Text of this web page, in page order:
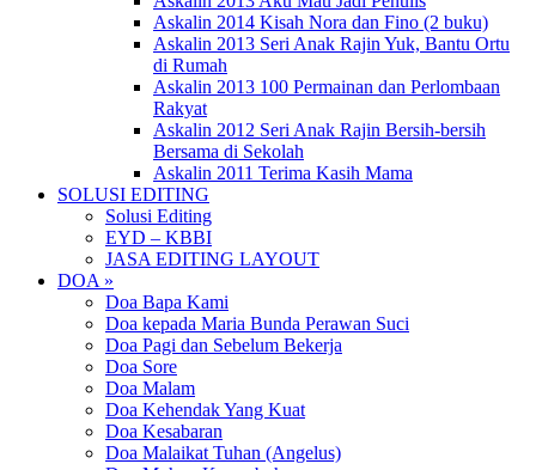
Askalin 2014 Kisah Nora dan Fino (2 buku)
Askalin 2013 Seri Anak Rajin Yuk, Bantu Ortu
di Rumah
Askalin 2013 100 Permainan dan Perlombaan
Rakyat
Askalin 2012 Seri Anak Rajin Bersih-bersih
Bersama di Sekolah
Askalin 2011 Terima Kasih Mama
SOLUSI EDITING
Solusi Editing
EYD – KBBI
JASA EDITING LAYOUT
DOA »
Doa Bapa Kami
Doa kepada Maria Bunda Perawan Suci
Doa Pagi dan Sebelum Bekerja
Doa Sore
Doa Malam
Doa Kehendak Yang Kuat
Doa Kesabaran
Doa Malaikat Tuhan (Angelus)